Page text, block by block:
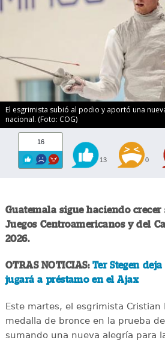
El esgrimista subió al podio y aportó una
nacional. (Foto: COG)
16
13 0
Guatemala sigue haciendo
Juegos Centroamericanos y del
2026.
OTRAS NOTICIAS: Ter Stegen
jugará a préstamo en el Ajax
Este martes, el esgrimista Cristian
medalla de bronce en la prueba
sumando una nueva alegría para